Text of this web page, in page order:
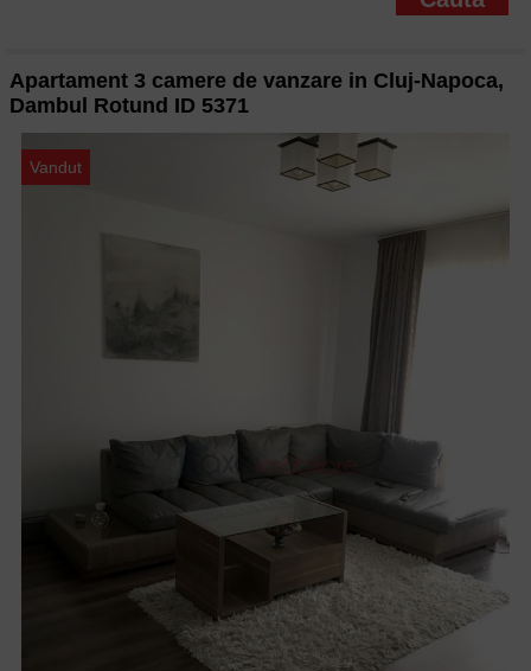
Apartament 3 camere de vanzare in Cluj-Napoca,
Dambul Rotund ID 5371
Vandut